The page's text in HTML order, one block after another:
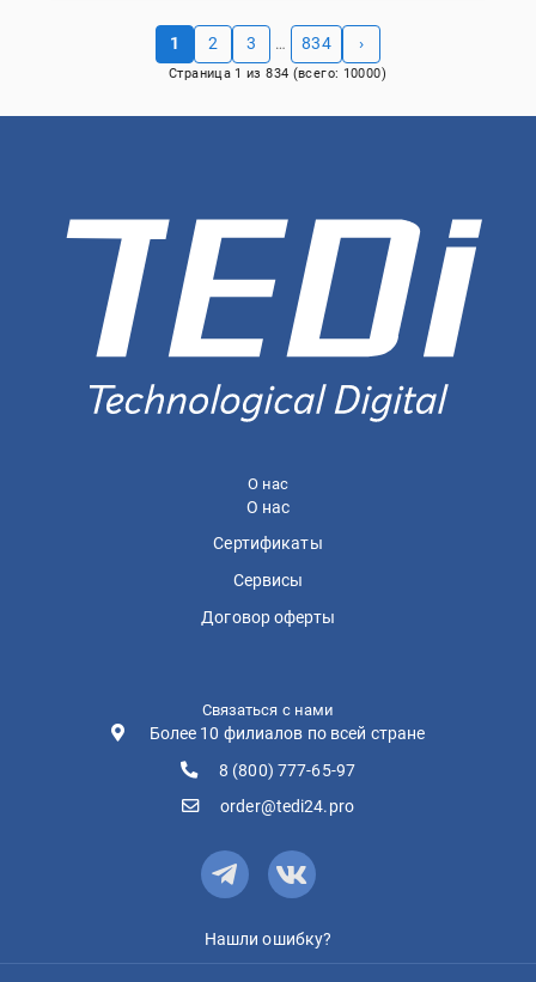
1 2 3 … 834 ›
Страница 1 из834 (всего: 10000)
О нас
О нас
Сертификаты
Сервисы
Договор оферты
Связаться с нами
Более 10 филиалов по всей стране
8 (800) 777-65-97
order@tedi24.pro
Нашли ошибку?